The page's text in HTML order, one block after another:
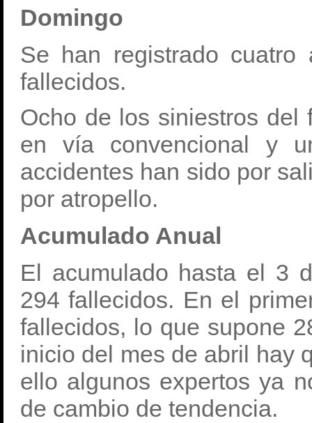
Domingo
Se han registrado cuatro
fallecidos.
Ocho de los siniestros del
en vía convencional y
accidentes han sido por
por atropello.
Acumulado Anual
El acumulado hasta el 3
294 fallecidos. En el
fallecidos, lo que supone
inicio del mes de abril hay
ello algunos expertos ya
de cambio de tendencia.